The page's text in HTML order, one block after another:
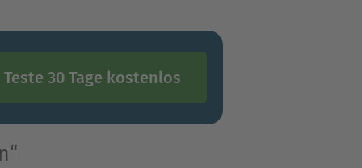
Teste 30 Tage kostenlos